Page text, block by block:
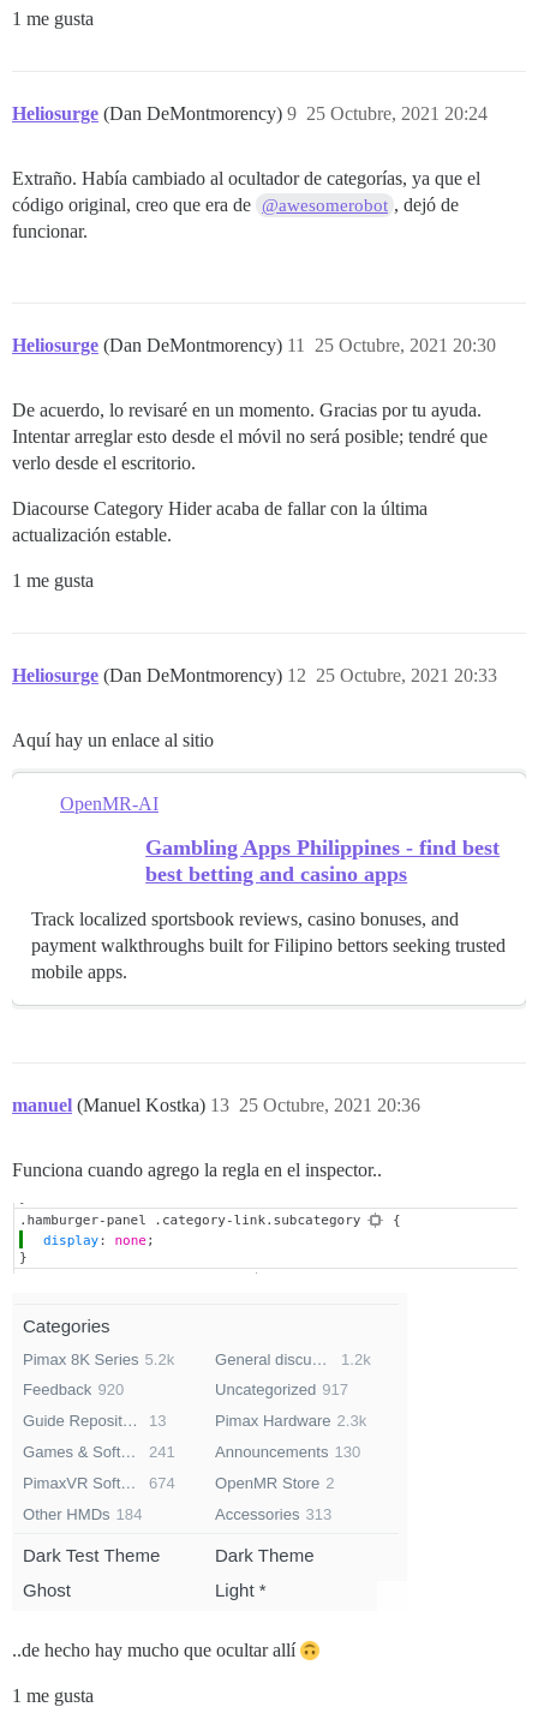
1 me gusta
Heliosurge (Dan DeMontmorency) 25 Octubre, 2021 20:24
9
Extraño. Había cambiado al ocultador de categorías, ya que el
código original, creo que era de @awesomerobot , dejó de
funcionar.
Heliosurge (Dan DeMontmorency) 25 Octubre, 2021 20:30
11
De acuerdo, lo revisaré en un momento. Gracias por tu ayuda.
Intentar arreglar esto desde el móvil no será posible; tendré que
verlo desde el escritorio.
Diacourse Category Hider acaba de fallar con la última
actualización estable.
1 me gusta
Heliosurge (Dan DeMontmorency) 25 Octubre, 2021 20:33
12
Aquí hay un enlace al sitio
OpenMR-AI
Gambling Apps Philippines - find best
best betting and casino apps
Track localized sportsbook reviews, casino bonuses, and
payment walkthroughs built for Filipino bettors seeking trusted
mobile apps.
manuel (Manuel Kostka) 25 Octubre, 2021 20:36
13
Funciona cuando agrego la regla en el inspector..
..de hecho hay mucho que ocultar allí
1 me gusta